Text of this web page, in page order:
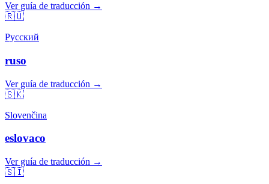
Ver guía de traducción →
🇷🇺
Русский
ruso
Ver guía de traducción →
🇸🇰
Slovenčina
eslovaco
Ver guía de traducción →
🇸🇮